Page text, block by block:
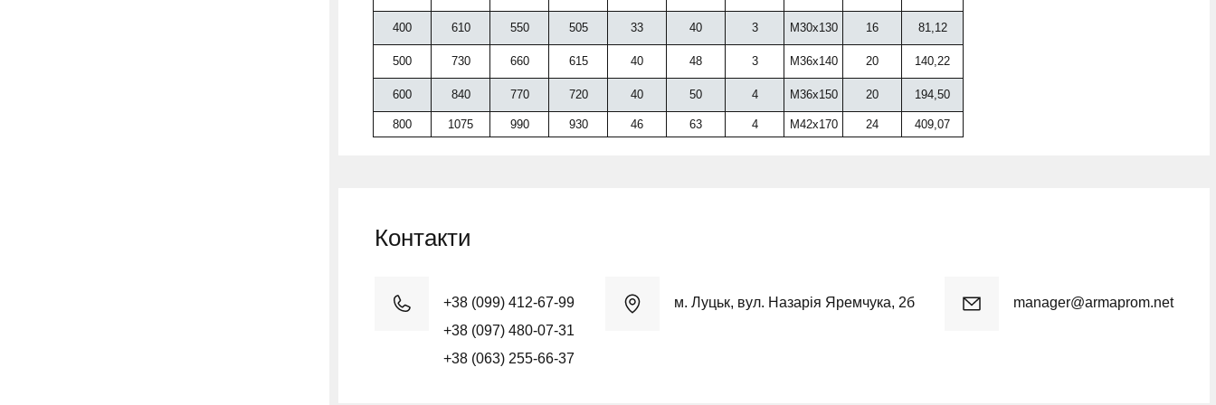
400 610 550 505 33 40 3 М30x130 16 81,12
500 730 660 615 40 48 3 М36x140 20 140,22
600 840 770 720 40 50 4 М36x150 20 194,50
800 1075 990 930 46 63 4 М42x170 24 409,07
Контакти
+38 (099) 412-67-99
+38 (097) 480-07-31
+38 (063) 255-66-37
м. Луцьк, вул. Назарія Яремчука, 2б manager@armaprom.net